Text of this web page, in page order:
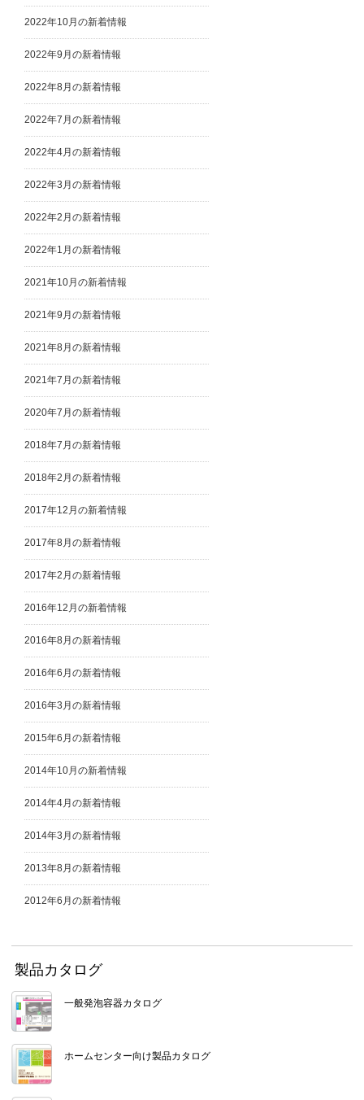
2022年10月の新着情報
2022年9月の新着情報
2022年8月の新着情報
2022年7月の新着情報
2022年4月の新着情報
2022年3月の新着情報
2022年2月の新着情報
2022年1月の新着情報
2021年10月の新着情報
2021年9月の新着情報
2021年8月の新着情報
2021年7月の新着情報
2020年7月の新着情報
2018年7月の新着情報
2018年2月の新着情報
2017年12月の新着情報
2017年8月の新着情報
2017年2月の新着情報
2016年12月の新着情報
2016年8月の新着情報
2016年6月の新着情報
2016年3月の新着情報
2015年6月の新着情報
2014年10月の新着情報
2014年4月の新着情報
2014年3月の新着情報
2013年8月の新着情報
2012年6月の新着情報
製品カタログ
一般発泡容器カタログ
ホームセンター向け製品カタログ